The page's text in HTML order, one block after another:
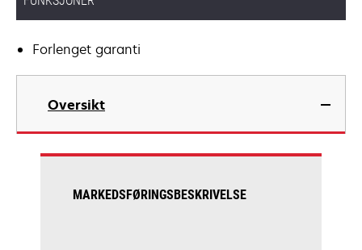
Forlenget garanti
Oversikt
MARKEDSFØRINGSBESKRIVELSE